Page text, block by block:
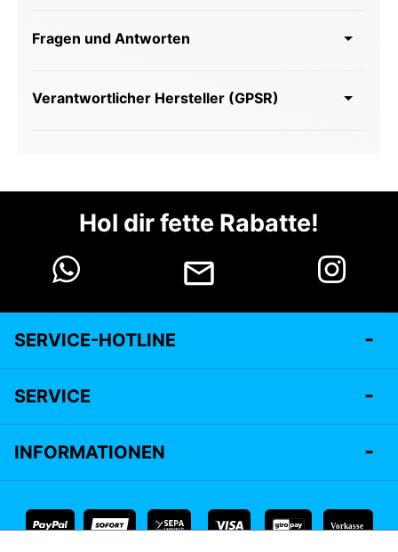
Fragen und Antworten
Verantwortlicher Hersteller (GPSR)
Hol dir fette Rabatte!
SERVICE-HOTLINE
SERVICE
INFORMATIONEN
Vorkasse